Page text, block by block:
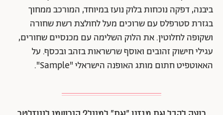
ביבנה, דפקה נוכחות בלוק נועז במיוחד, המורכב ממחוך
בגזרת סטרפלס עם שרוכים מעל לחולצת רשת שחורה
ושקופה לחלוטין. את הלוק השלימה עם מכנסיים שחורים,
עגילי חישוק זהובים ואוסף שרשראות בזהב ובכסף. על
האאוטפיט חתום מותג האופנה הישראלי "Sample".